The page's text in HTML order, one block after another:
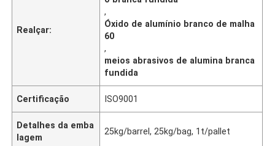
Realçar:
,
Óxido de alumínio branco de malha
60
,
meios abrasivos de alumina branca
fundida
Certificação ISO9001
Detalhes da emba
lagem
25kg/barrel, 25kg/bag, 1t/pallet